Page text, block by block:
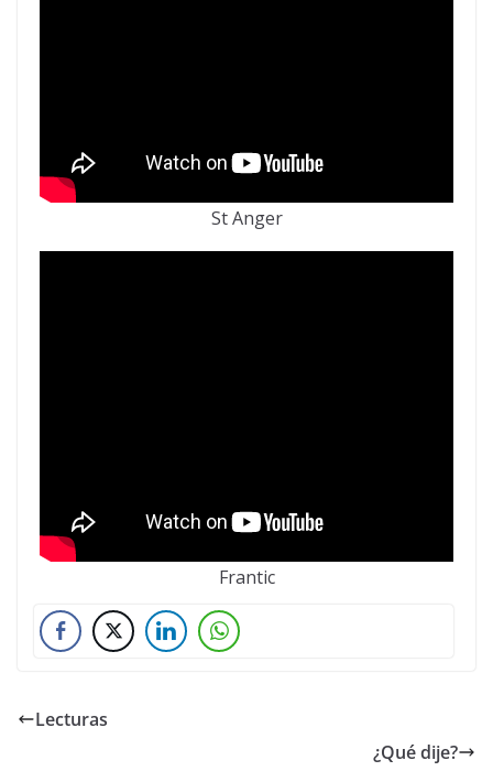
St Anger
Frantic
Lecturas
¿Qué dije?